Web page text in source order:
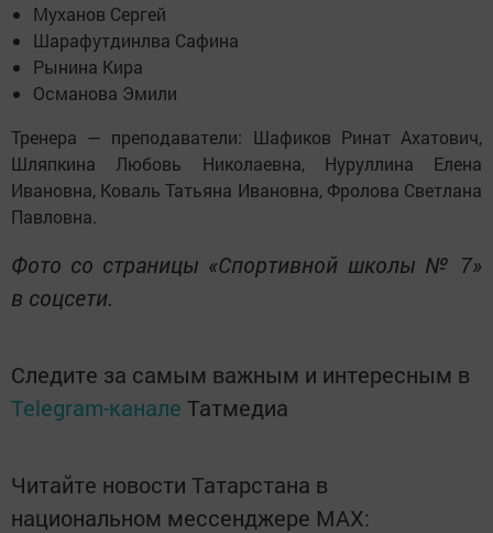
Муханов Сергей
Шарафутдинлва Сафина
Рынина Кира
Османова Эмили
Тренера — преподаватели: Шафиков Ринат Ахатович,
Шляпкина Любовь Николаевна, Нуруллина Елена
Ивановна, Коваль Татьяна Ивановна, Фролова Светлана
Павловна.
Фото со страницы «Спортивной школы № 7»
в соцсети.
Следите за самым важным и интересным в
Telegram-канале Татмедиа
Читайте новости Татарстана в
национальном мессенджере MАХ: